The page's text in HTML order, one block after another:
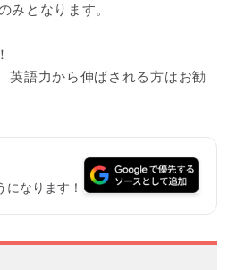
みとなります。
英語力から伸ばされる方はお勧
なります！